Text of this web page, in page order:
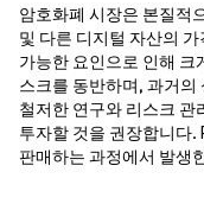
암호화폐 시장은 본질적
및 다른 디지털 자산의
가능한 요인으로 인해 크
스크를 동반하며, 과거
철저한 연구와 리스크 관
투자할 것을 권장합니다
판매하는 과정에서 발생